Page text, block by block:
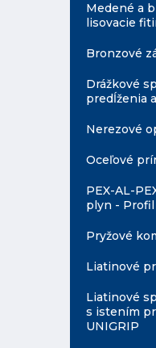
Medené a
lisovacie
Bronzové
Drážkové
predĺženia
Nerezové
Oceľové
PEX-AL-
plyn -
Pryžové
Liatinové
Liatinové
s istením
UNIGRIP